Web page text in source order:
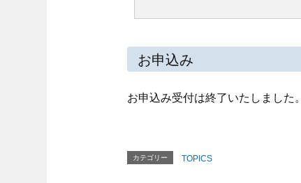
お申込み
お申込み受付は終了いたしました。
カテゴリー TOPICS